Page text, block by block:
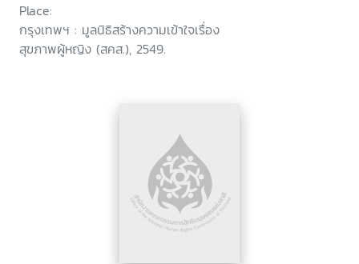
Place:
กรุงเทพฯ : มูลนิธิสร้างความเข้าใจเรื่อง
สุขภาพผู้หญิง (สคส.), 2549.